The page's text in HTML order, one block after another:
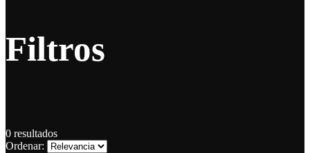
Filtros
0 resultados
Ordenar: